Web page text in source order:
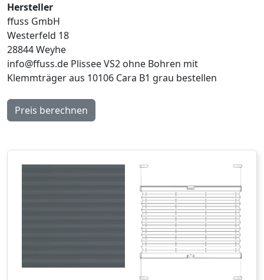
Hersteller
ffuss GmbH
Westerfeld 18
28844 Weyhe
info@ffuss.de Plissee VS2 ohne Bohren mit
Klemmträger aus 10106 Cara B1 grau bestellen
Preis berechnen